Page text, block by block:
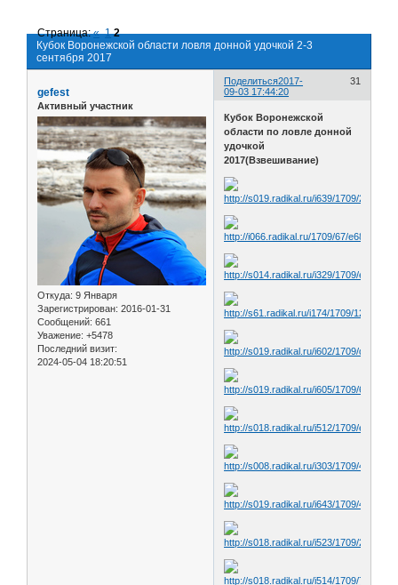
Кубок Воронежской области ловля донной удочкой 2-3
сентября 2017
Страница:« 1 2
Поделиться 31
2017-
09-03 17:44:20
gefest
Активный участник
Откуда: 9 Января
Зарегистрирован: 2016-01-31
Сообщений: 661
Уважение: +5478
Последний визит:
2024-05-04 18:20:51
Кубок Воронежской
области по ловле донной
удочкой
2017(Взвешивание)